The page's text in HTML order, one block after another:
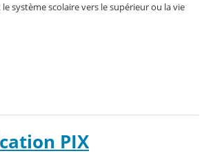
système scolaire vers le supérieur ou la vie
PIX